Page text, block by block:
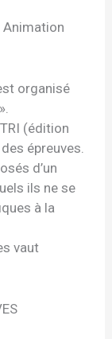
Animation
organisé
(édition
épreuves.
d’un
ils ne se
à la
vaut